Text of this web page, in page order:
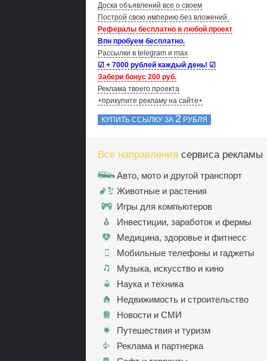
Доска объявлений вce о своем
Построй свою империю.без вложений.
Рефералы бесплатно в любой проект
Впн пробуем бесплатно.
Рассылки в telegram и max
☑ + 7000 рублей каждый день! ☑
Забери бонус 200 руб.
Реклама твоего проекта
+прикупите рекламу на сайте+
КУПИТЬ ССЫЛКУ ЗА 2 РУБЛЯ
Все направления сервиса рекламы
Авто, мото и другой транспорт
Животные и растения
Игры для компьютеров
Инвестиции, заработок и фермы
Медицина, здоровье и фитнесс
Мобильные телефоны и гаджеты
Музыка, искусство и кино
Наука и техника
Недвижимость и строительство
Новости и СМИ
Путешествия и туризм
Реклама и партнерка